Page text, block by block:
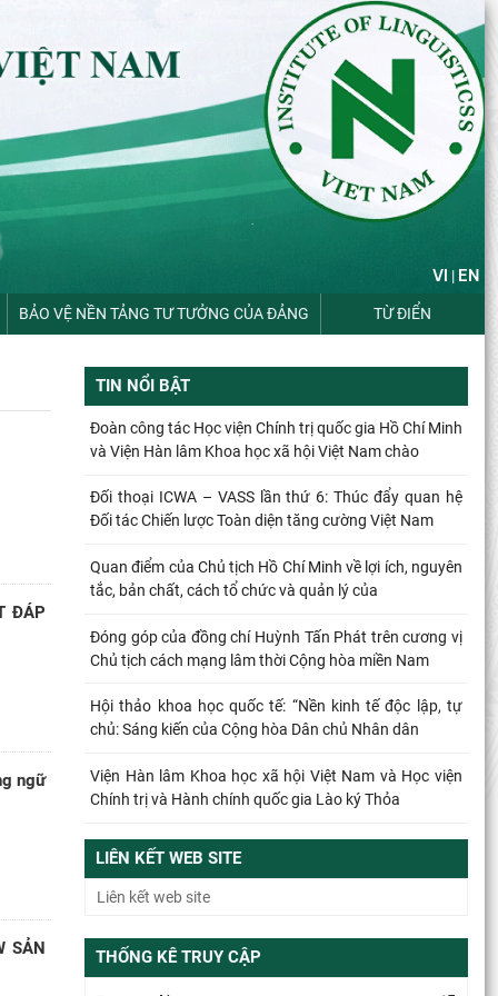
VI | EN
BẢO VỆ NỀN TẢNG TƯ TƯỞNG CỦA ĐẢNG TỪ ĐIỂN
ĐÁP
ngữ
SẢN
TIN NỔI BẬT
Đoàn công tác Học viện Chính trị quốc gia Hồ Chí Minh
và Viện Hàn lâm Khoa học xã hội Việt Nam chào
Đối thoại ICWA – VASS lần thứ 6: Thúc đẩy quan hệ
Đối tác Chiến lược Toàn diện tăng cường Việt Nam
Quan điểm của Chủ tịch Hồ Chí Minh về lợi ích, nguyên
tắc, bản chất, cách tổ chức và quản lý của
Đóng góp của đồng chí Huỳnh Tấn Phát trên cương vị
Chủ tịch cách mạng lâm thời Cộng hòa miền Nam
Hội thảo khoa học quốc tế: “Nền kinh tế độc lập, tự
chủ: Sáng kiến của Cộng hòa Dân chủ Nhân dân
Viện Hàn lâm Khoa học xã hội Việt Nam và Học viện
Chính trị và Hành chính quốc gia Lào ký Thỏa
Đổi mới công tác kiểm tra, giám sát tại Chi bộ Viện
Nhà nước và Pháp luật: Gắn siết chặt kỷ cương
nguyên tắc phân phối trong nền kinh tế thị trường
LIÊN KẾT WEB SITE
THỐNG KÊ TRUY CẬP